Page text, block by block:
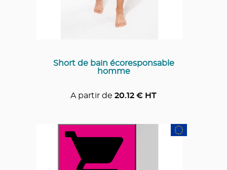
Short de bain écoresponsable
homme
A partir de 20.12 € HT